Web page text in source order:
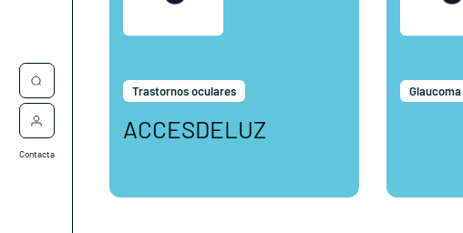
Contacta
Trastornos oculares
ACCESDELUZ
Glaucoma